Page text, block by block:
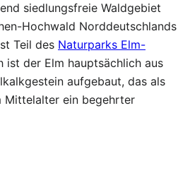
siedlungsfreie Waldgebiet
Hochwald Norddeutschlands
Teil des Naturparks Elm-
ist der Elm hauptsächlich aus
aufgebaut, das als
Mittelalter ein begehrter